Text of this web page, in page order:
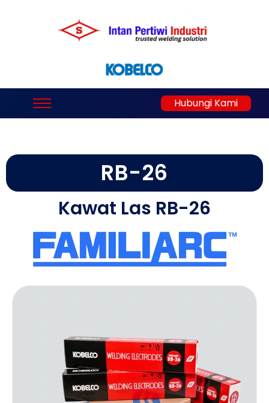
Hubungi Kami
RB-26
Kawat Las RB-26